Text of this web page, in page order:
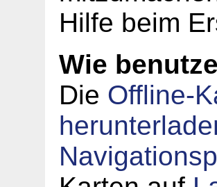
Hilfe beim
Wie
Die Offline-